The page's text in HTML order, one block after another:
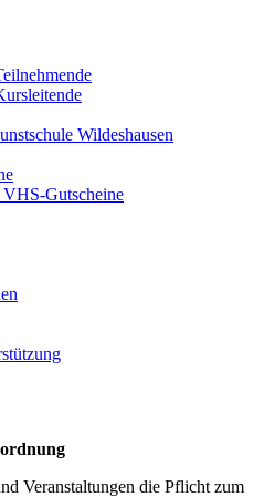
Wildeshausen
Gutscheine
Veranstaltungen die Pflicht zum